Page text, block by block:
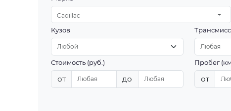
Cadillac
Кузов
Стоимость (руб.)
от до
Пробег
от